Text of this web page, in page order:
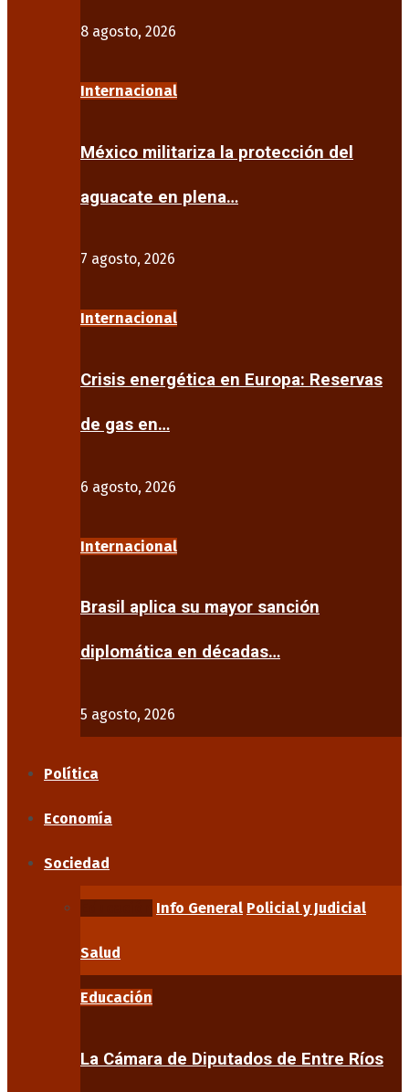
8 agosto, 2026
Internacional
México militariza la protección del
aguacate en plena…
7 agosto, 2026
Internacional
Crisis energética en Europa: Reservas
de gas en…
6 agosto, 2026
Internacional
Brasil aplica su mayor sanción
diplomática en décadas…
5 agosto, 2026
Política
Economía
Sociedad
Info General Policial y Judicial
Salud
Educación
La Cámara de Diputados de Entre Ríos